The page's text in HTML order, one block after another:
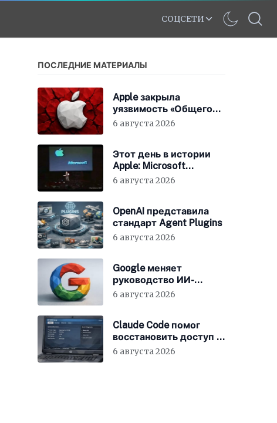
СОЦСЕТИ
ПОСЛЕДНИЕ МАТЕРИАЛЫ
Apple закрыла
уязвимость «Общего
экрана» в macOS
6 августа 2026
Этот день в истории
Apple: Microsoft
инвестирует в Apple
6 августа 2026
OpenAI представила
стандарт Agent Plugins
6 августа 2026
Google меняет
руководство ИИ-
направления
6 августа 2026
Claude Code помог
восстановить доступ к
BIOS ноутбука
6 августа 2026